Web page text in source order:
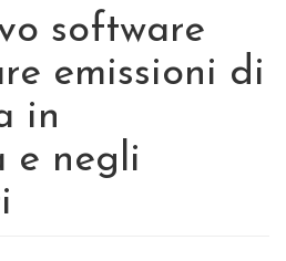
software
emissioni di
in
e negli